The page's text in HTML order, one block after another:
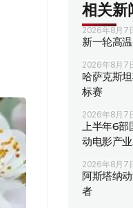
相关新
2026年8月7
新一轮高
2026年8月7
哈萨克斯
标赛
2026年8月7
上半年6部
动电影产
2026年8月7
阿斯塔纳
者